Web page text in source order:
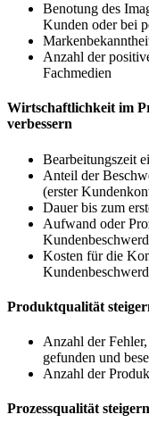
Benotung des
Kunden oder bei
Anzahl der
Fachmedien
Wirtschaftlichkeit im
verbessern
Bearbeitungszeit
Anteil der
(erster
Dauer bis zum
Aufwand oder
Kosten für die
Produktqualität
Anzahl der
gefunden und
Anzahl der
Prozessqualität steigern